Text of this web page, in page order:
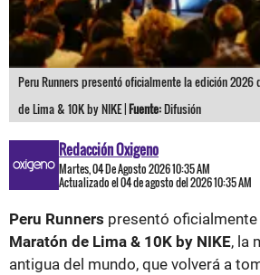
Peru Runners presentó oficialmente la edición 2026
de Lima & 10K by NIKE |Fuente:Difusión
Redacción Oxigeno
Martes, 04 De Agosto 2026 10:35 AM
Actualizado el 04 de agosto del 2026 10:35 AM
Peru Runners presentó oficialmente
Maratón de Lima & 10K by NIKE, la
antigua del mundo, que volverá a